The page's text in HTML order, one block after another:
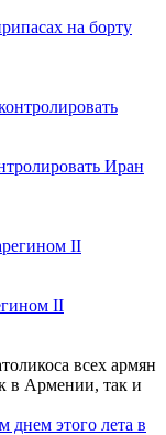
на борту
Иран
II
всех армян
в Армении, так и